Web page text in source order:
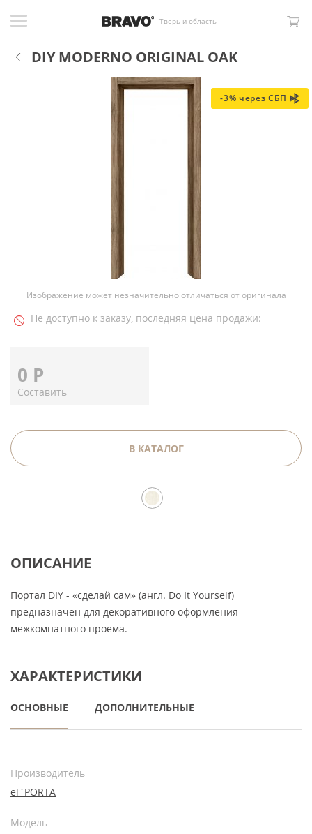
Тверь и область
DIY MODERNO ORIGINAL OAK
-3% через СБП
Изображение может незначительно отличаться от оригинала
Не доступно к заказу, последняя цена продажи:
0 Р
Составить
В КАТАЛОГ
ОПИСАНИЕ
Портал DIY - «сделай сам» (англ. Do It Yourself)
предназначен для декоративного оформления
межкомнатного проема.
ХАРАКТЕРИСТИКИ
ОСНОВНЫЕ ДОПОЛНИТЕЛЬНЫЕ
Производитель
el`PORTA
Модель